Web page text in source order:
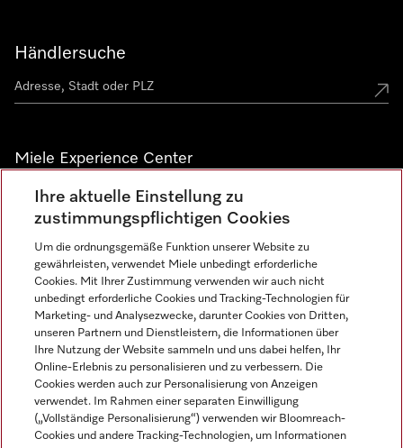
Händlersuche
Miele Experience Center
Alle Miele Experience Center anzeigen
Newsletter
Miele auf Instagram
Miele auf Facebook
Miele auf Youtube
Ihre aktuelle Einstellung zu
zustimmungspflichtigen Cookies
Um die ordnungsgemäße Funktion unserer Website zu
gewährleisten, verwendet Miele unbedingt erforderliche
Cookies. Mit Ihrer Zustimmung verwenden wir auch nicht
unbedingt erforderliche Cookies und Tracking-Technologien für
Marketing- und Analysezwecke, darunter Cookies von Dritten,
unseren Partnern und Dienstleistern, die Informationen über
Ihre Nutzung der Website sammeln und uns dabei helfen, Ihr
Online-Erlebnis zu personalisieren und zu verbessern. Die
Cookies werden auch zur Personalisierung von Anzeigen
verwendet. Im Rahmen einer separaten Einwilligung
(„Vollständige Personalisierung“) verwenden wir Bloomreach-
Cookies und andere Tracking-Technologien, um Informationen